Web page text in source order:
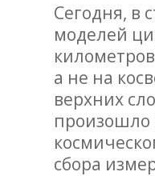
Сегодня, в
моделей
а не на
верхних
произошло
сбора